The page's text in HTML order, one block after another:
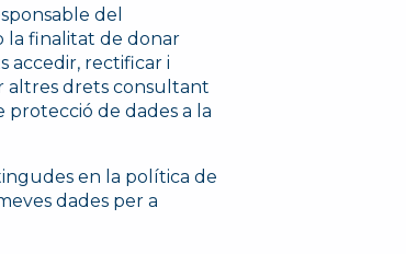
del
la finalitat de donar
accedir, rectificar i
altres drets consultant
protecció de dades a la
en la política de
dades per a